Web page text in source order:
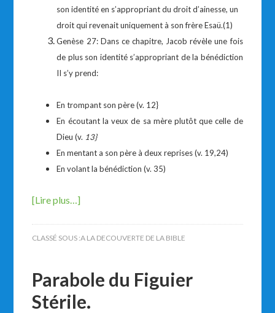
son identité en s’appropriant du droit d’ainesse, un
droit qui revenait uniquement à son frère Esaü.(1)
Genèse 27: Dans ce chapitre, Jacob révèle une fois
de plus son identité s’appropriant de la bénédiction
II s’y prend:
En trompant son père (v. 12}
En écoutant la veux de sa mère plutôt que celle de
Dieu (v. 13}
En mentant a son père à deux reprises (v. 19,24)
En volant la bénédiction (v. 35)
[Lire plus…]
CLASSÉ SOUS :A LA DECOUVERTE DE LA BIBLE
Parabole du Figuier
Stérile.